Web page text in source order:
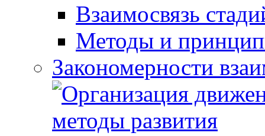
Взаимосвязь
Методы и
Закономерности